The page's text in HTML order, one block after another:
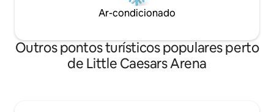
Ar-condicionado
Outros pontos turísticos populares perto
de Little Caesars Arena